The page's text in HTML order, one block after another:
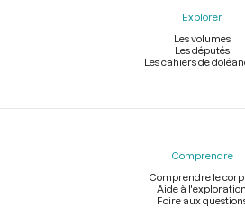
Explorer
Les volumes
Les députés
Les cahiers de
Comprendre
Comprendre le
Aide à l'exploration
Foire aux